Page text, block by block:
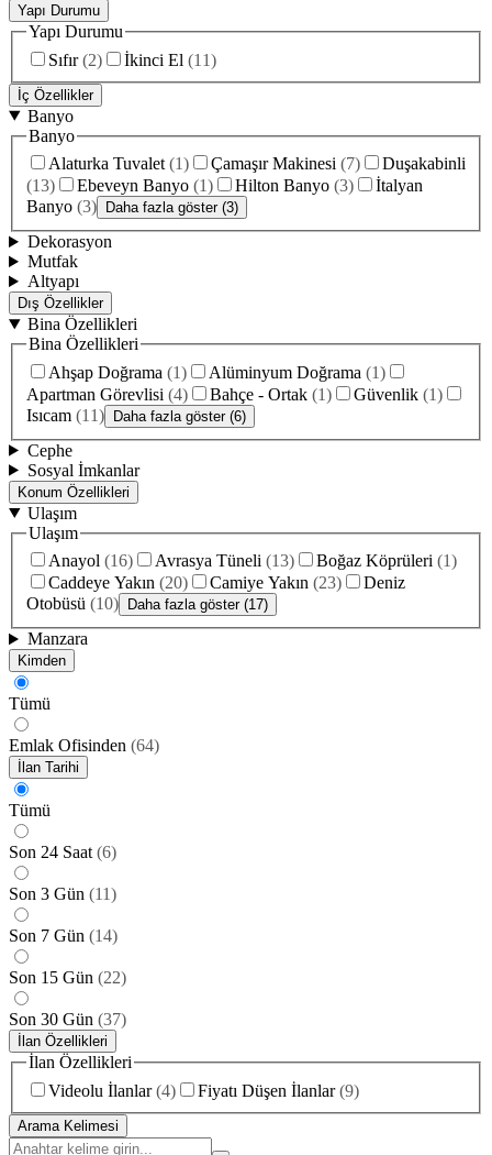
Yapı Durumu
Yapı Durumu
Sıfır (2) İkinci El (11)
İç Özellikler
Banyo
Banyo
Alaturka Tuvalet (1) Çamaşır Makinesi (7)
Duşakabinli
(13) Ebeveyn Banyo (1) Hilton Banyo (3)
İtalyan
Banyo (3) Daha fazla göster (3)
Dekorasyon
Mutfak
Altyapı
Dış Özellikler
Bina Özellikleri
Bina Özellikleri
Ahşap Doğrama (1) Alüminyum Doğrama (1)
Apartman Görevlisi (4) Bahçe - Ortak (1) Güvenlik (1)
Isıcam (11) Daha fazla göster (6)
Cephe
Sosyal İmkanlar
Konum Özellikleri
Ulaşım
Ulaşım
Anayol (16) Avrasya Tüneli (13) Boğaz Köprüleri (1)
Caddeye Yakın (20) Camiye Yakın (23)
Deniz
Otobüsü (10) Daha fazla göster (17)
Manzara
Kimden
Tümü
Emlak Ofisinden (64)
İlan Tarihi
Tümü
Son 24 Saat (6)
Son 3 Gün (11)
Son 7 Gün (14)
Son 15 Gün (22)
Son 30 Gün (37)
İlan Özellikleri
İlan Özellikleri
Videolu İlanlar (4) Fiyatı Düşen İlanlar (9)
Arama Kelimesi